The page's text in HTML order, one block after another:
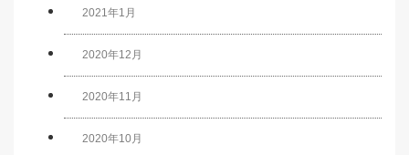
2021年1月
2020年12月
2020年11月
2020年10月